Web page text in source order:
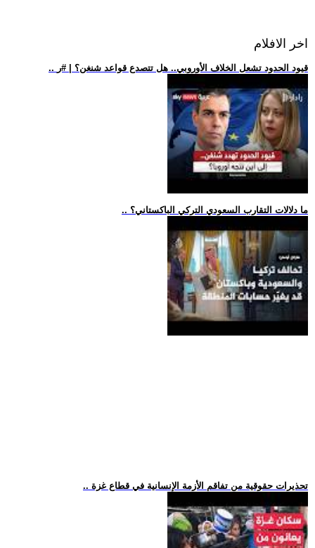
اخر الافلام
.. قيود الحدود تشعل الخلاف الأوروبي.. هل تتصدع قواعد شنغن؟ | #ر
.. ما دلالات التقارب السعودي التركي الباكستاني؟
.. تحذيرات حقوقية من تفاقم الأزمة الإنسانية في قطاع غزة